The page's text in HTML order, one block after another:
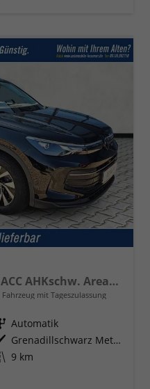
1.5 eTSI 110 kW Life DSG ACC AHKschw. AreaView
Fahrzeug mit Tageszulassung
Getriebe Automatik
Außenfarbe
Grenadillschwarz Metallic
Kilometerstand 9 km